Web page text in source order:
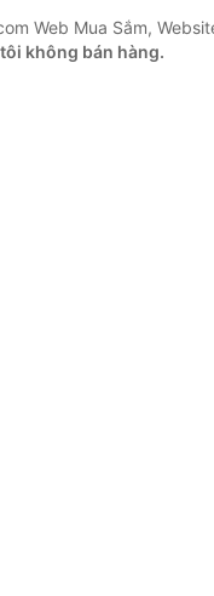
Web Mua Sắm,
không bán hàng.